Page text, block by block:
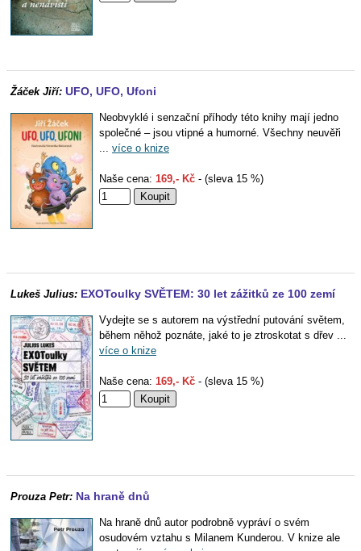
Žáček Jiří: UFO, UFO, Ufoni
Neobvyklé i senzační příhody této knihy mají jedno
společné – jsou vtipné a humorné. Všechny neuvěři
... více o knize
Naše cena: 169,- Kč - (sleva 15 %)
Lukeš Julius: EXOToulky SVĚTEM: 30 let zážitků ze 100 zemí
Vydejte se s autorem na výstřední putování světem,
během něhož poznáte, jaké to je ztroskotat s dřev ...
více o knize
Naše cena: 169,- Kč - (sleva 15 %)
Prouza Petr: Na hraně dnů
Na hraně dnů autor podrobně vypráví o svém
osudovém vztahu s Milanem Kunderou. V knize ale